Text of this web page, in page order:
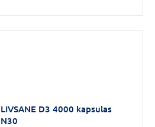
LIVSANE D3 4000 kapsulas
N30